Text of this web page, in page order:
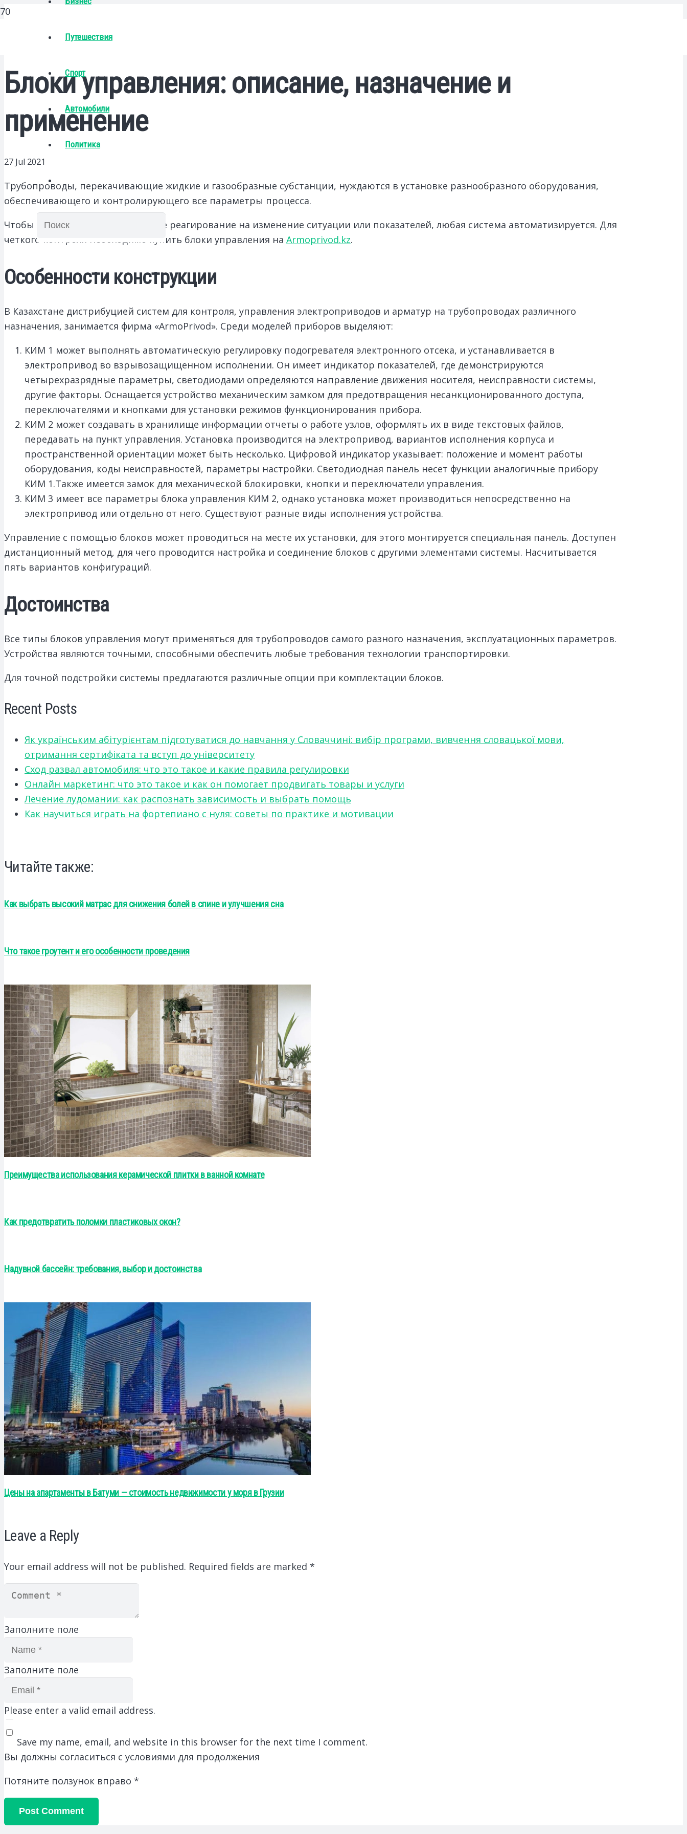
Путешествия
Спорт
Автомобили
Политика
Блоки управления: описание, назначение и
применение
27 Jul 2021
Трубопроводы, перекачивающие жидкие и газообразные субстанции, нуждаются в установке разнообразного оборудования,
обеспечивающего и контролирующего все параметры процесса.
Чтобы обеспечить своевременное реагирование на изменение ситуации или показателей, любая система автоматизируется. Для
четкого контроля необходимо купить блоки управления на Armoprivod.kz.
Особенности конструкции
В Казахстане дистрибуцией систем для контроля, управления электроприводов и арматур на трубопроводах различного
назначения, занимается фирма «ArmoPrivod». Среди моделей приборов выделяют:
КИМ 1 может выполнять автоматическую регулировку подогревателя электронного отсека, и устанавливается в
электропривод во взрывозащищенном исполнении. Он имеет индикатор показателей, где демонстрируются
четырехразрядные параметры, светодиодами определяются направление движения носителя, неисправности системы,
другие факторы. Оснащается устройство механическим замком для предотвращения несанкционированного доступа,
переключателями и кнопками для установки режимов функционирования прибора.
КИМ 2 может создавать в хранилище информации отчеты о работе узлов, оформлять их в виде текстовых файлов,
передавать на пункт управления. Установка производится на электропривод, вариантов исполнения корпуса и
пространственной ориентации может быть несколько. Цифровой индикатор указывает: положение и момент работы
оборудования, коды неисправностей, параметры настройки. Светодиодная панель несет функции аналогичные прибору
КИМ 1.Также имеется замок для механической блокировки, кнопки и переключатели управления.
КИМ 3 имеет все параметры блока управления КИМ 2, однако установка может производиться непосредственно на
электропривод или отдельно от него. Существуют разные виды исполнения устройства.
Управление с помощью блоков может проводиться на месте их установки, для этого монтируется специальная панель. Доступен
дистанционный метод, для чего проводится настройка и соединение блоков с другими элементами системы. Насчитывается
пять вариантов конфигураций.
Достоинства
Все типы блоков управления могут применяться для трубопроводов самого разного назначения, эксплуатационных параметров.
Устройства являются точными, способными обеспечить любые требования технологии транспортировки.
Для точной подстройки системы предлагаются различные опции при комплектации блоков.
Recent Posts
Як українським абітурієнтам підготуватися до навчання у Словаччині: вибір програми, вивчення словацької мови,
отримання сертифіката та вступ до університету
Сход развал автомобиля: что это такое и какие правила регулировки
Онлайн маркетинг: что это такое и как он помогает продвигать товары и услуги
Лечение лудомании: как распознать зависимость и выбрать помощь
Как научиться играть на фортепиано с нуля: советы по практике и мотивации
Читайте также:
Как выбрать высокий матрас для снижения болей в спине и улучшения сна
Что такое гроутент и его особенности проведения
Преимущества использования керамической плитки в ванной комнате
Как предотвратить поломки пластиковых окон?
Надувной бассейн: требования, выбор и достоинства
Цены на апартаменты в Батуми — стоимость недвижимости у моря в Грузии
Leave a Reply
Your email address will not be published. Required fields are marked *
Заполните поле
Заполните поле
Please enter a valid email address.
Save my name, email, and website in this browser for the next time I comment.
Вы должны согласиться с условиями для продолжения
Потяните ползунок вправо *
Post Comment